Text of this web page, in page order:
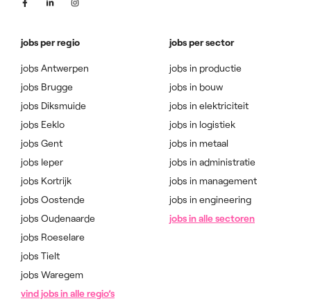
jobs per regio
jobs Antwerpen
jobs Brugge
jobs Diksmuide
jobs Eeklo
jobs Gent
jobs Ieper
jobs Kortrijk
jobs Oostende
jobs Oudenaarde
jobs Roeselare
jobs Tielt
jobs Waregem
vind jobs in alle regio’s
jobs per sector
jobs in productie
jobs in bouw
jobs in elektriciteit
jobs in logistiek
jobs in metaal
jobs in administratie
jobs in management
jobs in engineering
jobs in alle sectoren